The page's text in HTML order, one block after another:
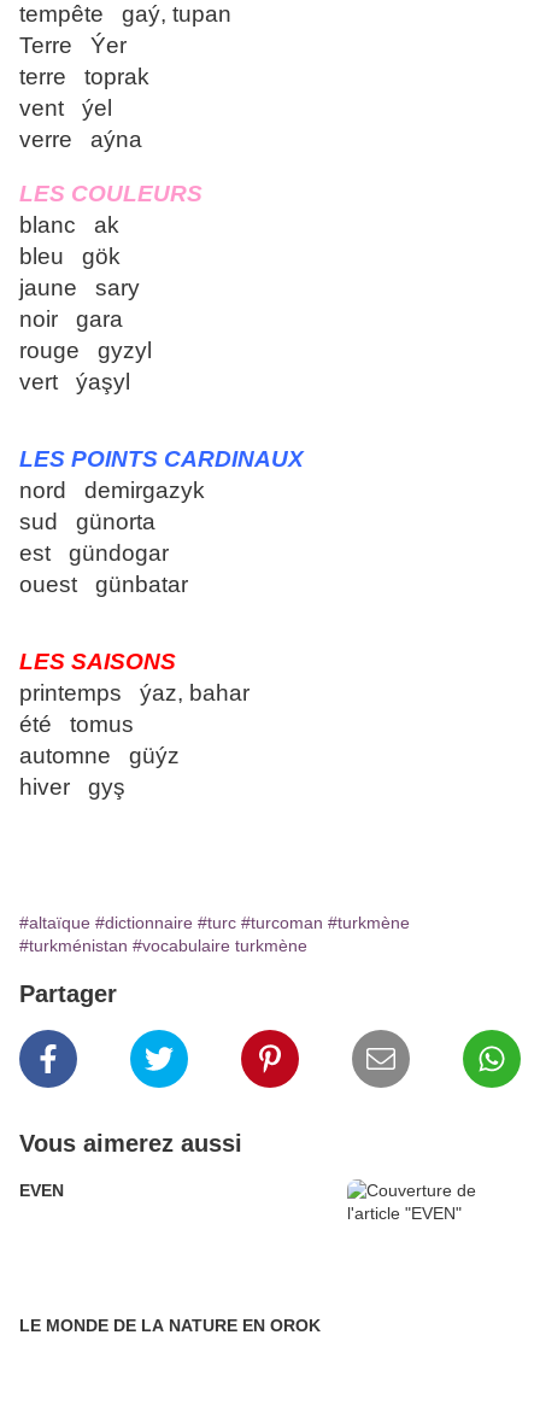
tempête gaý, tupan
Terre Ýer
terre toprak
vent ýel
verre aýna
LES COULEURS
blanc ak
bleu gök
jaune sary
noir gara
rouge gyzyl
vert ýaşyl
LES POINTS CARDINAUX
nord demirgazyk
sud günorta
est gündogar
ouest günbatar
LES SAISONS
printemps ýaz, bahar
été tomus
automne güýz
hiver gyş
#altaïque #dictionnaire #turc #turcoman #turkmène
#turkménistan #vocabulaire turkmène
Partager
Vous aimerez aussi
EVEN
LE MONDE DE LA NATURE EN OROK